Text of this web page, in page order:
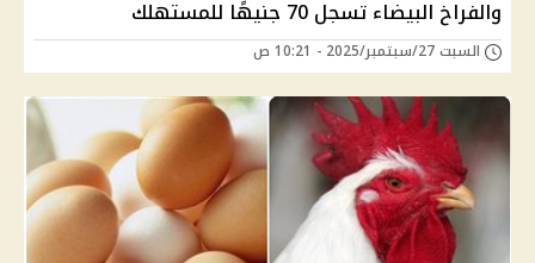
والفراخ البيضاء تسجل 70 جنيهًا للمستهلك
السبت 27/سبتمبر/2025 - 10:21 ص